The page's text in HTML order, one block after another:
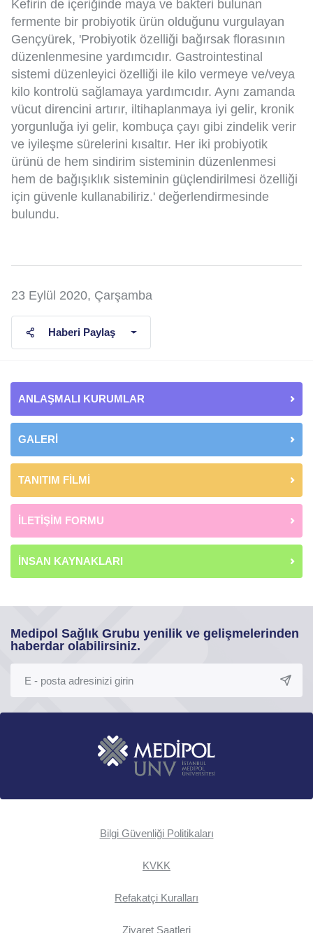
Kefirin de içeriğinde maya ve bakteri bulunan
fermente bir probiyotik ürün olduğunu vurgulayan
Gençyürek, 'Probiyotik özelliği bağırsak florasının
düzenlenmesine yardımcıdır. Gastrointestinal
sistemi düzenleyici özelliği ile kilo vermeye ve/veya
kilo kontrolü sağlamaya yardımcıdır. Aynı zamanda
vücut direncini artırır, iltihaplanmaya iyi gelir, kronik
yorgunluğa iyi gelir, kombuça çayı gibi zindelik verir
ve iyileşme sürelerini kısaltır. Her iki probiyotik
ürünü de hem sindirim sisteminin düzenlenmesi
hem de bağışıklık sisteminin güçlendirilmesi özelliği
için güvenle kullanabiliriz.' değerlendirmesinde
bulundu.
23 Eylül 2020, Çarşamba
Haberi Paylaş
ANLAŞMALI KURUMLAR
GALERİ
TANITIM FİLMİ
İLETİŞİM FORMU
İNSAN KAYNAKLARI
Medipol Sağlık Grubu yenilik ve gelişmelerinden
haberdar olabilirsiniz.
Bilgi Güvenliği Politikaları
KVKK
Refakatçi Kuralları
Ziyaret Saatleri